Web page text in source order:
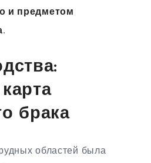
и предметом
.
брака
областей была